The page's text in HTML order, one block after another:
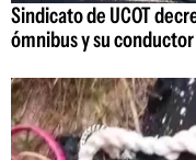
Sindicato de UCOT
ómnibus y su